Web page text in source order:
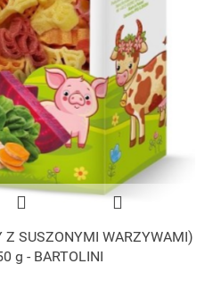
Z SUSZONYMI WARZYWAMI)
g - BARTOLINI